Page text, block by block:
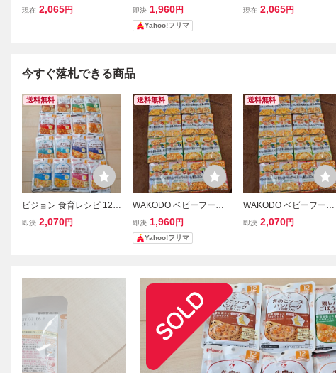
月 ベビーフード パウチ 1
現在 2,065円
グーグーキッチン 12ヶ月
16点 和光堂 パウチ
即決 1,960円
Yahoo!フリマ
グーグーキッチン 12ヶ月
現在 2,065円
今すぐ落札できる商品
送料無料
ピジョン 食育レシピ 12ヶ
月 ベビーフード パウチ 1
即決 2,070円
送料無料
WAKODO ベビーフード
グーグーキッチン 12ヶ月
16点 和光堂 パウチ
即決 1,960円
Yahoo!フリマ
送料無料
WAKODO ベビーフード
グーグーキッチン 12ヶ月
即決 2,070円